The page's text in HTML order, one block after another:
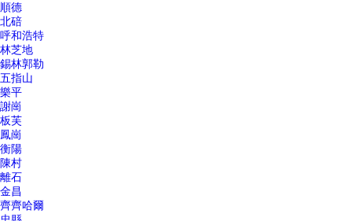
順德
北碚
呼和浩特
林芝地
錫林郭勒
五指山
樂平
謝崗
板芙
鳳崗
衡陽
陳村
離石
金昌
齊齊哈爾